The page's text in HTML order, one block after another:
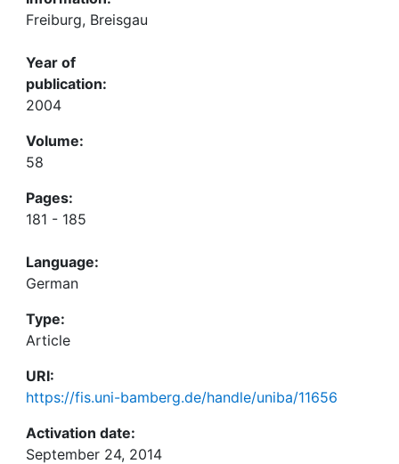
Freiburg, Breisgau
Year of
publication:
2004
Volume:
58
Pages:
181 - 185
Language:
German
Type:
Article
URI:
https://fis.uni-bamberg.de/handle/uniba/11656
Activation date:
September 24, 2014